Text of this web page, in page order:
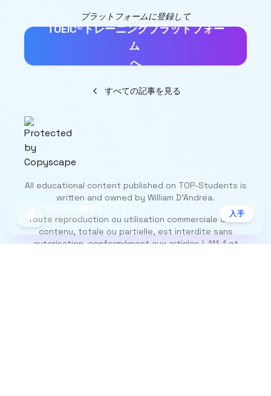
プラットフォームに登録して
TOEIC®トレーニングプラットフォー
ム
へ
すべての記事を見る
All educational content published on TOP-Students is
written and owned by William D’Andrea.
Toute reproduction ou utilisation commerciale de ce
contenu, totale ou partielle, est interdite sans
autorisation, conformément aux articles L.111-1 et
App Storeで無料
入手